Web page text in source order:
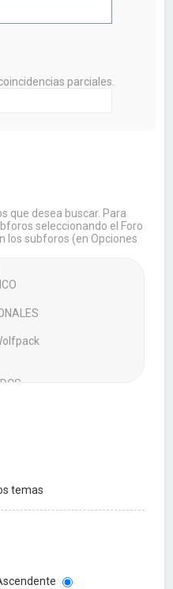
parciales.
que desea buscar. Para
seleccionando el Foro
los subforos (en Opciones
temas